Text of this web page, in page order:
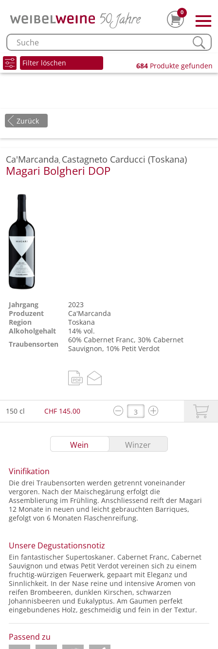
0
Filter löschen 684 Produkte gefunden
Zurück
Ca'Marcanda, Castagneto Carducci (Toskana)
Magari Bolgheri DOP
Jahrgang
2023
Produzent
Ca'Marcanda
Region
Toskana
Alkoholgehalt
14% vol.
Traubensorten
60% Cabernet Franc, 30% Cabernet
Sauvignon, 10% Petit Verdot
150 cl CHF 145.00
Wein Winzer
Vinifikation
Die drei Traubensorten werden getrennt voneinander
vergoren. Nach der Maischegärung erfolgt die
Assemblierung im Frühling. Anschliessend reift der Magari
12 Monate in neuen und leicht gebrauchten Barriques,
gefolgt von 6 Monaten Flaschenreifung.
Unsere Degustationsnotiz
Ein fantastischer Supertoskaner. Cabernet Franc, Cabernet
Sauvignon und etwas Petit Verdot vereinen sich zu einem
fruchtig-würzigen Feuerwerk, gepaart mit Eleganz und
Sinnlichkeit. In der Nase reine und intensive Aromen von
reifen Brombeeren, dunklen Kirschen, schwarzen
Johannisbeeren und Eukalyptus. Am Gaumen perfekt
eingebundenes Holz, geschmeidig und fein in der Textur.
Passend zu